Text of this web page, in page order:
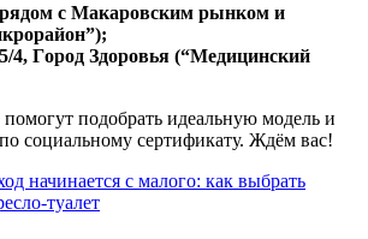
с Макаровским рынком и
Гoрoд Здopoвья (“Медицинский
подобрать идеальную модель и
социальному сертификату. Ждём вас!
начинается с малого: как выбрать
туалет